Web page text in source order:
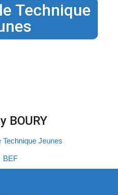
Technique
BOURY
Technique Jeunes
BEF